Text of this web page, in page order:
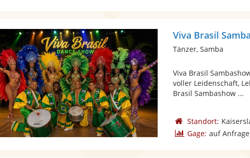
Viva Brasil
Tänzer, Samba
Viva Brasil
voller Leidenschaft,
Brasil Sambashow ...
Standort:
Gage: auf Anfrage